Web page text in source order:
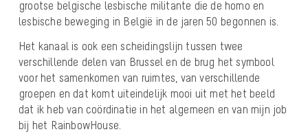
grootse belgische lesbische militante die de homo en
lesbische beweging in België in de jaren 50 begonnen is.
Het kanaal is ook een scheidingslijn tussen twee
verschillende delen van Brussel en de brug het symbool
voor het samenkomen van ruimtes, van verschillende
groepen en dat komt uiteindelijk mooi uit met het beeld
dat ik heb van coördinatie in het algemeen en van mijn job
bij het RainbowHouse.